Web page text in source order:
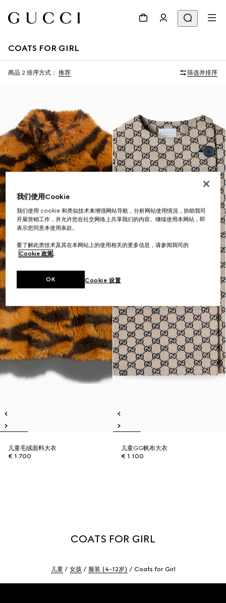
COATS FOR GIRL
商品 2 排序方式： 推荐 筛选并排序
儿童毛绒面料大衣
€ 1.700
儿童GG帆布大衣
€ 1.100
COATS FOR GIRL
儿童 女孩 服装 (4-12岁) Coats for Girl
我们使用Cookie
我们使用 cookie 和类似技术来增强网站导航，分析网站使用情况，协助我司
开展营销工作，并允许您在社交网络上共享我们的内容。继续使用本网站，即
表示您同意本使用条款。
要了解此类技术及其在本网站上的使用相关的更多信息，请参阅我司的
Cookie 政策。
Cookie 设置
OK